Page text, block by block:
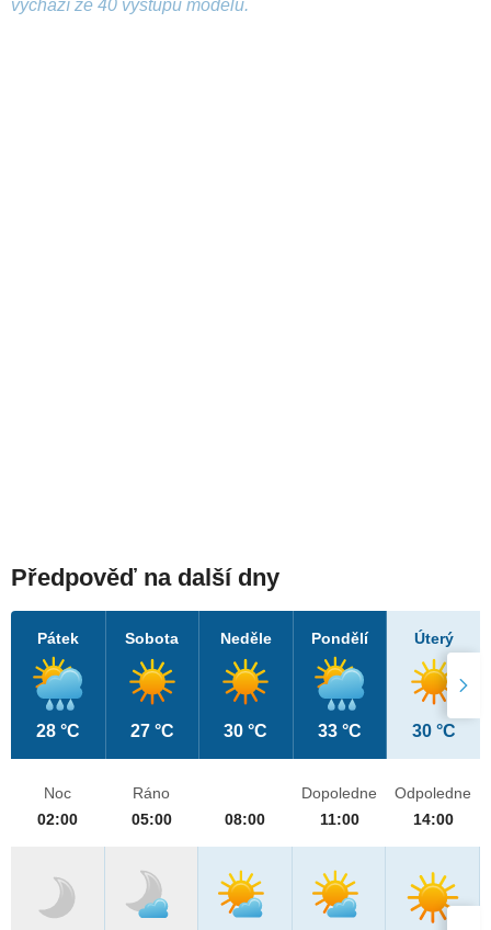
vychází ze 40 výstupů modelu.
Předpověď na další dny
Pátek
28 °C
Sobota
27 °C
Neděle
30 °C
Pondělí
33 °C
Úterý
30 °C
Noc
02:00
Ráno
05:00
08:00
Dopoledne
11:00
Odpoledne
14:00